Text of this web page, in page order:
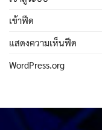
เข้าฟีด
แสดงความเห็นฟีด
WordPress.org